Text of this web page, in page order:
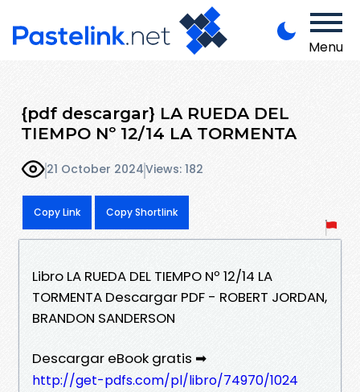
Menu
{pdf descargar} LA RUEDA DEL
TIEMPO Nº 12/14 LA TORMENTA
21 October 2024Views: 182
Copy Link Copy Shortlink
Libro LA RUEDA DEL TIEMPO Nº 12/14 LA
TORMENTA Descargar PDF - ROBERT JORDAN,
BRANDON SANDERSON
Descargar eBook gratis ➡
http://get-pdfs.com/pl/libro/74970/1024